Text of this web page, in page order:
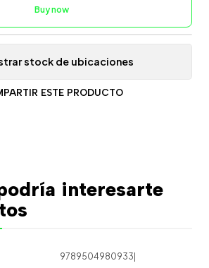
Buy now
stock de ubicaciones
ESTE PRODUCTO
interesarte
9789504980933